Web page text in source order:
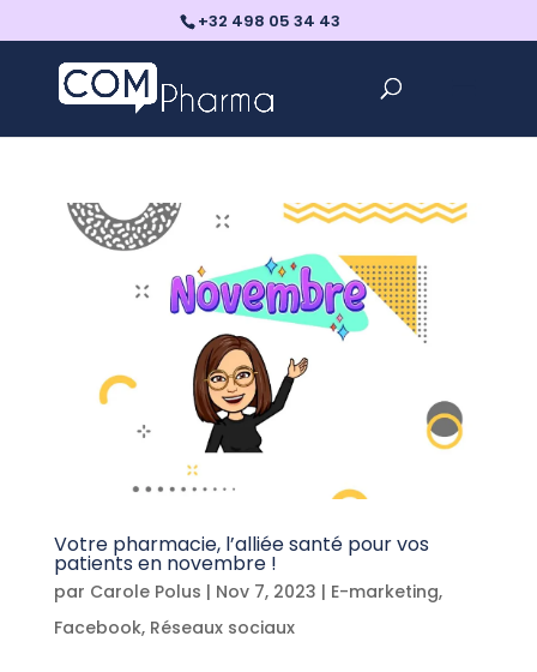
+32 498 05 34 43
Votre pharmacie, l’alliée santé pour vos
patients en novembre !
par Carole Polus | Nov 7, 2023 | E-marketing,
Facebook, Réseaux sociaux